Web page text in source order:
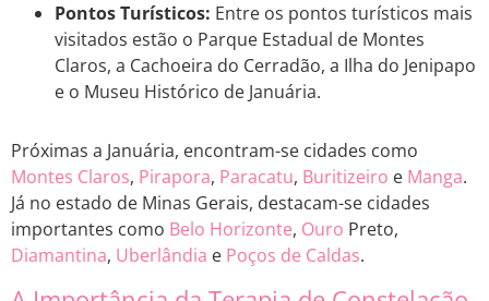
Pontos Turísticos: Entre os pontos turísticos mais
visitados estão o Parque Estadual de Montes
Claros, a Cachoeira do Cerradão, a Ilha do Jenipapo
e o Museu Histórico de Januária.
Próximas a Januária, encontram-se cidades como
Montes Claros, Pirapora, Paracatu, Buritizeiro e Manga.
Já no estado de Minas Gerais, destacam-se cidades
importantes como Belo Horizonte, Ouro Preto,
Diamantina, Uberlândia e Poços de Caldas.